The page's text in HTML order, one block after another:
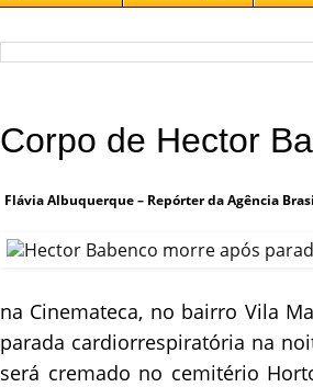
Corpo de Hector
Flávia Albuquerque – Repórter da Agência
na Cinemateca, no bairro Vila
parada cardiorrespiratória na
será cremado no cemitério